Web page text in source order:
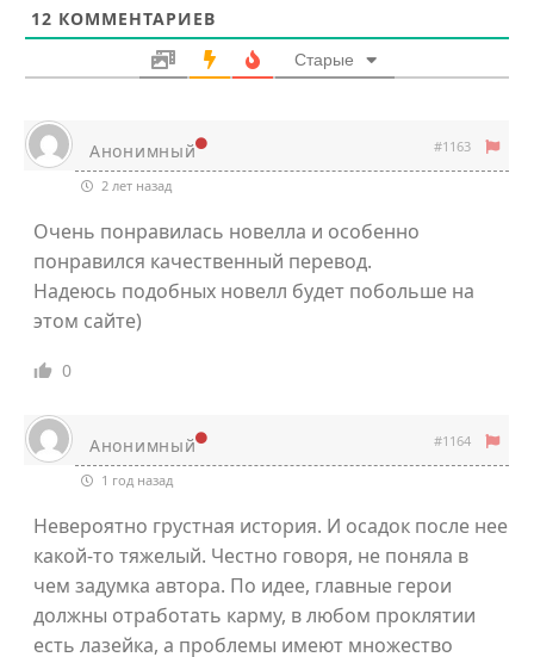
12 КОММЕНТАРИЕВ
Старые
Анонимный #1163
2 лет назад
Очень понравилась новелла и особенно
понравился качественный перевод.
Надеюсь подобных новелл будет побольше на
этом сайте)
0
Анонимный #1164
1 год назад
Невероятно грустная история. И осадок после нее
какой-то тяжелый. Честно говоря, не поняла в
чем задумка автора. По идее, главные герои
должны отработать карму, в любом проклятии
есть лазейка, а проблемы имеют множество